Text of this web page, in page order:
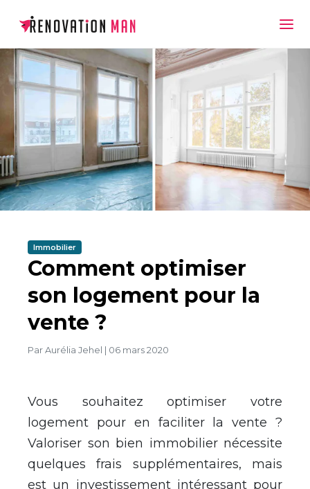
Immobilier
Comment optimiser
son logement pour la
vente ?
Par Aurélia Jehel 06 mars 2020
Vous souhaitez optimiser votre
logement pour en faciliter la vente ?
Valoriser son bien immobilier nécessite
quelques frais supplémentaires, mais
est un investissement intéressant pour